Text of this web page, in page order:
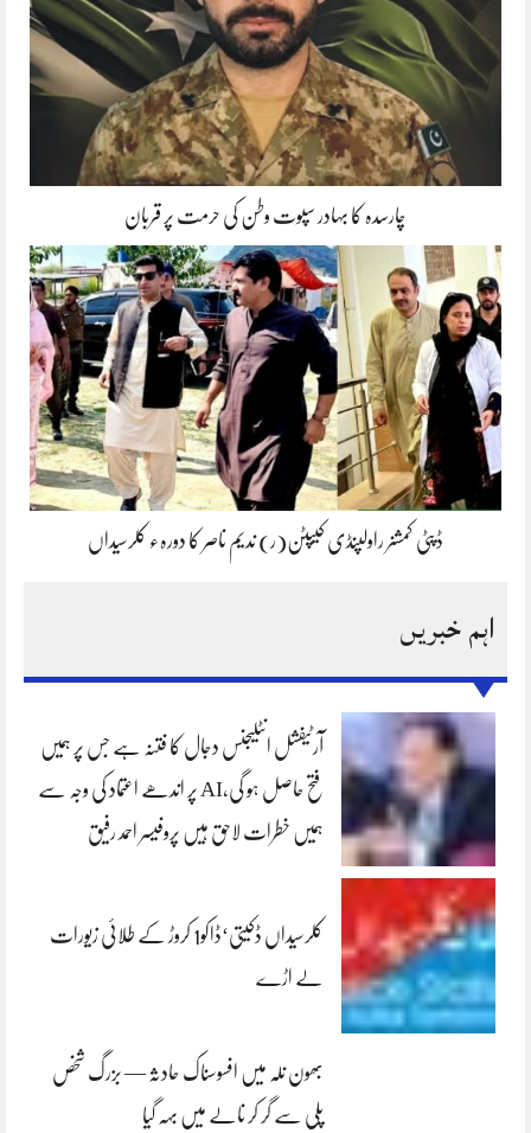
چارسدہ کا بہادر سپوت وطن کی حرمت پر قربان
ڈپٹی کمشنر راولپنڈی کیپٹن(ر) ندیم ناصر کا دورہء کلرسیداں
اہم خبریں
آرٹیفشل انٹلیجنس دجال کا فتنہ ہے جس پر ہمیں
فتح حاصل ہو گی،AI پر اندھے اعتماد کی وجہ سے
ہمیں خطرات لاحق ہیں پروفیسر احمد رفیق
کلرسیداں ڈکیتی‘ڈاکو1 کروڑ کے طلائی زیورات
لے اڑے
بھون نلہ میں افسوسناک حادثہ — بزرگ شخص
پلی سے گر کر نالے میں بہہ گیا